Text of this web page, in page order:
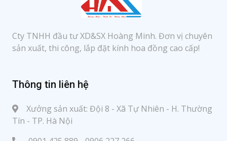
Cty TNHH đầu tư XD&SX Hoàng Minh. Đơn vị chuyên
sản xuất, thi công, lắp đặt kính hoa đồng cao cấp!
Thông tin liên hệ
Xưởng sản xuất: Đội 8 - Xã Tự Nhiên - H. Thường
Tín - TP. Hà Nội